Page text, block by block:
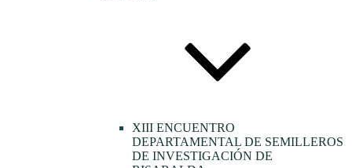
XIII ENCUENTRO
DEPARTAMENTAL DE SEMILLEROS
DE INVESTIGACIÓN DE